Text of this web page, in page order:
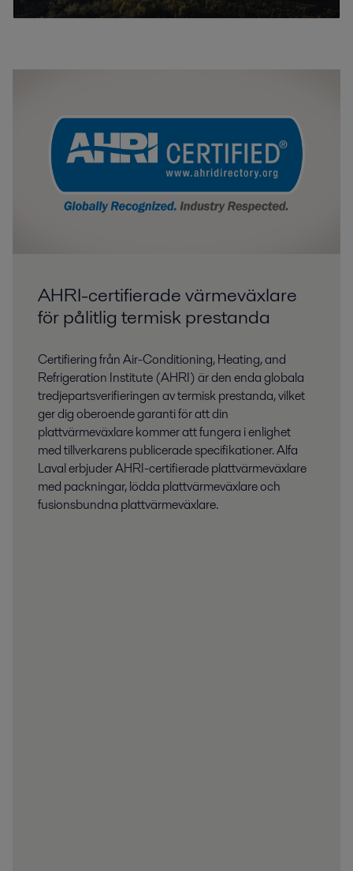
AHRI-certifierade värmeväxlare
för pålitlig termisk prestanda
Certifiering från Air-Conditioning, Heating, and
Refrigeration Institute (AHRI) är den enda globala
tredjepartsverifieringen av termisk prestanda, vilket
ger dig oberoende garanti för att din
plattvärmeväxlare kommer att fungera i enlighet
med tillverkarens publicerade specifikationer. Alfa
Laval erbjuder AHRI-certifierade plattvärmeväxlare
med packningar, lödda plattvärmeväxlare och
fusionsbundna plattvärmeväxlare.